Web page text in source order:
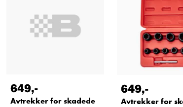
649,-
Avtrekker for skadede
649,-
Avtrekker for